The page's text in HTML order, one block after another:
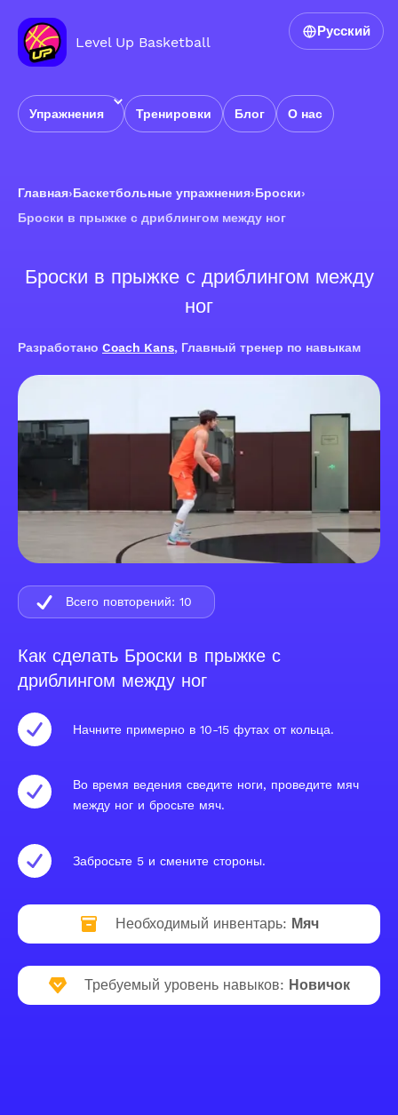
Level Up Basketball
Упражнения Тренировки Блог О нас
Русский
Главная›Баскетбольные упражнения›Броски›
Броски в прыжке с дриблингом между ног
Броски в прыжке с дриблингом между
ног
Разработано Coach Kans, Главный тренер по навыкам
Как сделать Броски в прыжке с
дриблингом между ног
Начните примерно в 10-15 футах от кольца.
Во время ведения сведите ноги, проведите мяч
между ног и бросьте мяч.
Забросьте 5 и смените стороны.
Необходимый инвентарь: Мяч
Требуемый уровень навыков: Новичок
Всего повторений: 10